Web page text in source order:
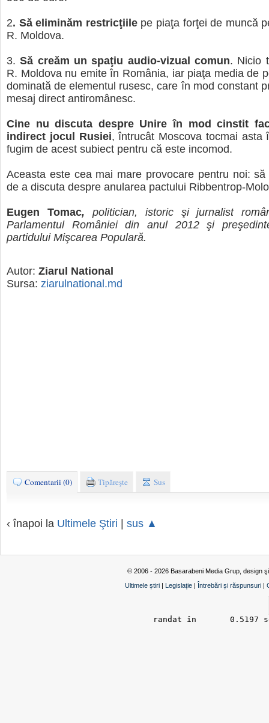
2. Să eliminăm restricţiilepe piaţa forţei de muncă
R. Moldova.
3.Să creăm un spaţiu audio-vizual comun. Nicio
R. Moldova nu emite în România, iar piaţa media de
dominată de elementul rusesc, care în mod constant
mesaj direct antiromânesc.
Cine nu discuta despre Unire în mod cinstit
indirect jocul Rusiei, întrucât Moscova tocmai asta
fugim de acest subiect pentru că este incomod.
Aceasta este cea mai mare provocare pentru noi:
de a discuta despre anularea pactului Ribbentrop-
Eugen Tomac, politician, istoric şi jurnalist
Parlamentul României din anul 2012 şi
partidului Mişcarea Populară.
Autor: Ziarul National
Sursa: ziarulnational.md
Comentarii (0) Tipăreşte Sus
‹ înapoi la Ultimele Ştiri | sus ▲
© 2006 - 2026 Basarabeni Media Grup, design
Ultimele știri | Legislație | Întrebări și răspunsuri |
randat în